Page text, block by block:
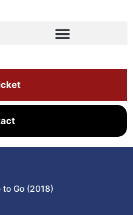
to Go (2018)